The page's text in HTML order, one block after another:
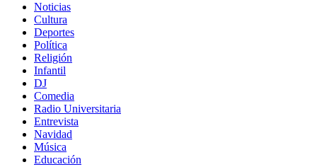
Noticias
Cultura
Deportes
Política
Religión
Infantil
DJ
Comedia
Radio Universitaria
Entrevista
Navidad
Música
Educación